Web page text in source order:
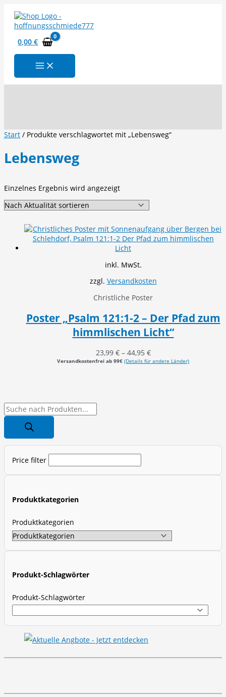
Inhalt
springen
0,00€
P
o
d
c
Price filter
Produktkategorien
Produktkategorien
Produkt-Schlagwörter
Produkt-Schlagwörter
Start / Produkte verschlagwortet mit „Lebensweg“
Lebensweg
Einzelnes Ergebnis wird angezeigt
inkl. MwSt.
zzgl. Versandkosten
Christliche Poster
Poster „Psalm 121:1-2 – Der Pfad zum
himmlischen Licht“
23,99 €– 44,95 €
Versandkostenfrei ab 99€ (Details für andere Länder)